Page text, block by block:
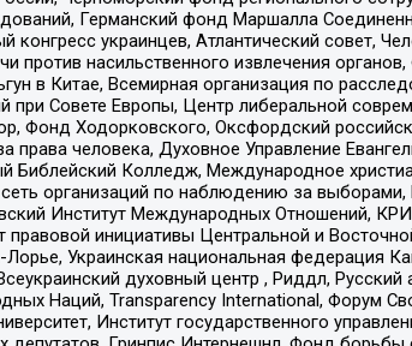
Германский фонд Маршалла
украинцев, Атлантический совет,
насильственного извлечения
в Китае, Всемирная организация по
при Совете Европы, Центр либеральной
Фонд Ходорковского, Оксфордский
человека, Духовное Управление
Колледж, Международное
организаций по наблюдению за
Институт Международных Отношений,
правовой инициативы Центральной и
Украинская национальная федерация
духовный центр , Риддл, Русский
Наций, Transparеncy International, Форум
Институт государственного